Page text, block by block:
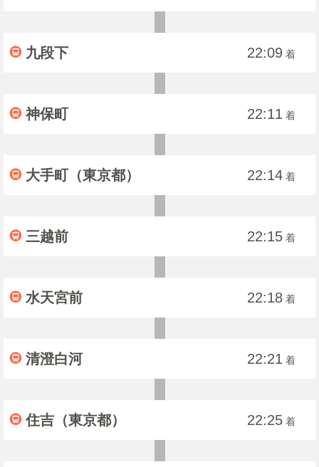
九段下 22:09 着
神保町 22:11 着
大手町（東京都） 22:14 着
三越前 22:15 着
水天宮前 22:18 着
清澄白河 22:21 着
住吉（東京都） 22:25 着